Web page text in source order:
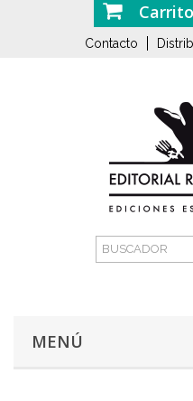
Carrito
Contacto
MENÚ